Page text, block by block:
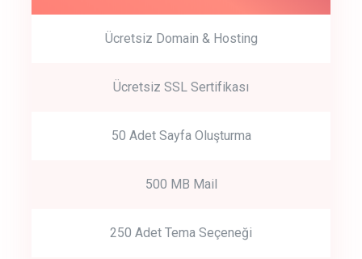
Get Started
Start by trying our service for 30 days free trial no credit card
Ücretsiz Domain & Hosting
Ücretsiz SSL Sertifikası
50 Adet Sayfa Oluşturma
500 MB Mail
250 Adet Tema Seçeneği